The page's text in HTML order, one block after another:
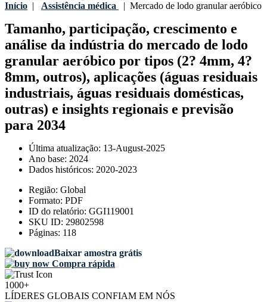
Início | Assistência médica | Mercado de lodo granular aeróbico
Tamanho, participação, crescimento e
análise da indústria do mercado de lodo
granular aeróbico por tipos (2? 4mm, 4?
8mm, outros), aplicações (águas residuais
industriais, águas residuais domésticas,
outras) e insights regionais e previsão
para 2034
Última atualização: 13-August-2025
Ano base: 2024
Dados históricos: 2020-2023
Região: Global
Formato: PDF
ID do relatório: GGI119001
SKU ID: 29802598
Páginas: 118
Baixar amostra grátis
Compra rápida
1000+
LÍDERES GLOBAIS CONFIAM EM NÓS